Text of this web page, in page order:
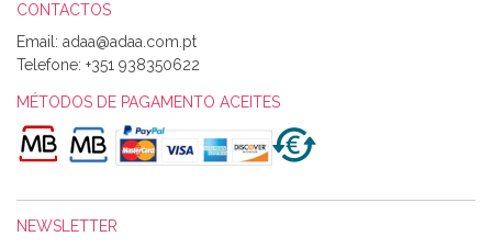
Alexandra Morais
Olá boa Noite. Os meus tecidos chegaram hoje. Muito
obrigada pelo miminho que dá um jeitaço pras minhas linhas
de bordar e não sei o que pões nos tecidos, mas que cheiram
maravilhosamente ... cheiram! :) Muito Obrigada.
CONTACTOS
Email:
Telefone: +351 938350622
MÉTODOS DE PAGAMENTO ACEITES
NEWSLETTER